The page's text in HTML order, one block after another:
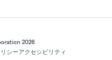
2026
シーアクセシビリティ